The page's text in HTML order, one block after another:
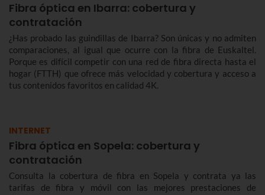
Fibra óptica en Ibarra: cobertura y
contratación
¿Has probado las guindillas de Ibarra? Son únicas y no admiten
comparaciones, al igual que ocurre con la fibra de Euskaltel.
Porque es difícil competir con una red de fibra directa hasta el
hogar (FTTH) que ofrece más velocidad y cobertura y acceso a
tus contenidos favoritos en calidad 4K.
INTERNET
Fibra óptica en Sopela: cobertura y
contratación
Consulta la cobertura de fibra en Sopela y contrata ya las
tarifas de fibra y móvil con las mejores prestaciones de